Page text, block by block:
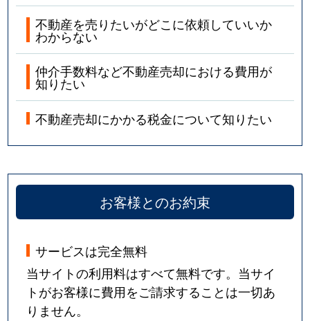
不動産を売りたいがどこに依頼していいか
わからない
仲介手数料など不動産売却における費用が
知りたい
不動産売却にかかる税金について知りたい
お客様とのお約束
サービスは完全無料
当サイトの利用料はすべて無料です。当サイ
トがお客様に費用をご請求することは一切あ
りません。